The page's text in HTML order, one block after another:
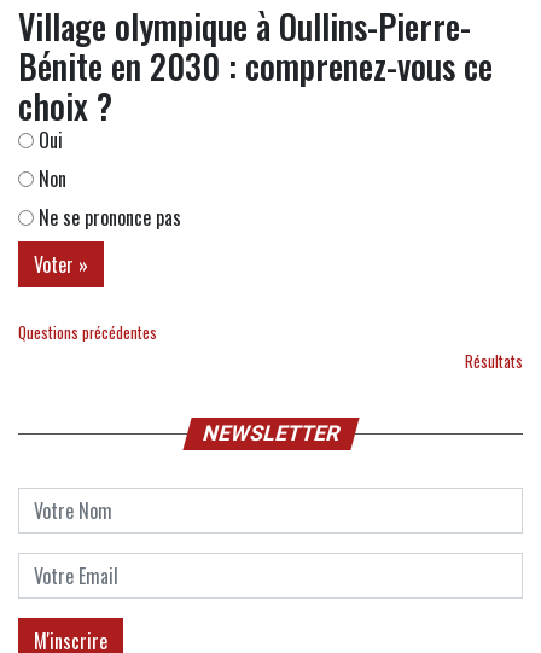
Village olympique à Oullins-Pierre-
Bénite en 2030 : comprenez-vous ce
choix ?
Oui
Non
Ne se prononce pas
Questions précédentes
Résultats
NEWSLETTER